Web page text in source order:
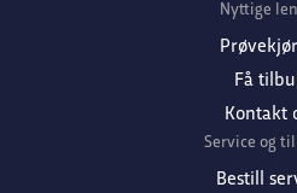
Nyttige
Få
Kontakt
Service og
Bestill